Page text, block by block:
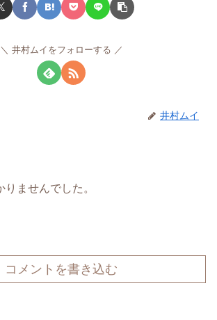
井村ムイをフォローする
井村ムイ
ませんでした。
コメントを書き込む